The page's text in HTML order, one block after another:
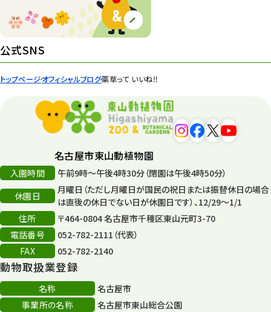
トップページオフィシャルブログ薬草って いいね‼
ズーボ
イベント
平和公園
森のとこやさん
再生
再生フォーラム
80周年
その他
公式SNS
名古屋市東山動植物園
入園時間
午前9時～午後4時30分（閉園は午後4時50分）
休園日
月曜日（ただし月曜日が国民の祝日または振替休日の場合
は直後の休日でない日が休園日です）、12/29～1/1
住所
〒464-0804 名古屋市千種区東山元町3-70
電話番号
052-782-2111（代表）
FAX
052-782-2140
動物取扱業登録
名称
名古屋市
事業所の名称
名古屋市東山総合公園